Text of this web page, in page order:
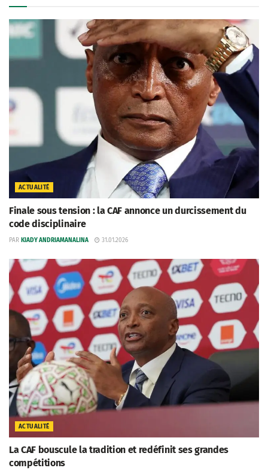
ACTUALITÉ
Finale sous tension : la CAF annonce un durcissement du
code disciplinaire
PAR KIADY ANDRIAMANALINA 31.01.2026
ACTUALITÉ
La CAF bouscule la tradition et redéfinit ses grandes
compétitions